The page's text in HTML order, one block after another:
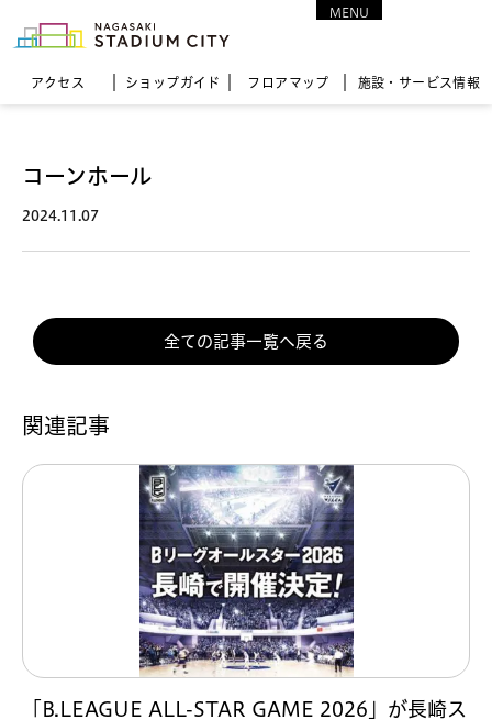
アクセス ショップガイド フロア マップ 施設・サービス情報
MENU
コーンホール
2024.11.07
全ての記事一覧へ戻る
関連記事
「B.LEAGUE ALL-STAR GAME 2026」が長崎ス